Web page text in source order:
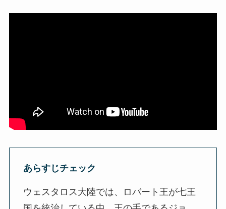
あらすじチェック
ウェスタロス大陸では、ロバート王が七王